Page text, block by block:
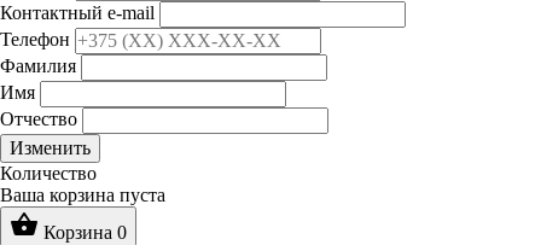
Контактный e-mail
Телефон
Фамилия
Имя
Отчество
Изменить
Количество
Ваша корзина пуста
shopping_basket Корзина 0